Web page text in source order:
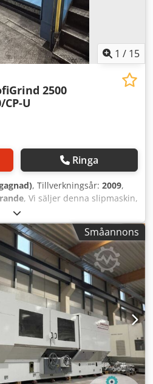
1 / 15
2500
CP-U
Ringa
, Tillverkningsår: 2009,
, Vi säljer denna slipmaskin,
Tekniska data för slipmaskinen:
inspända mellan spetsar med
Max. svängdiameter: 0–1 450
mm Max. cylindervikt: 20 000
915 mm
mätning av mått,
arbetsstycket inklusive utskrift
100% mätning med ultraljud.
för slipning av formade ytor
Chsdpexxrzzefx Aqqsa
metalliska beläggningar med
keramiska slipstenar.
till att färdigställa en
Småannons